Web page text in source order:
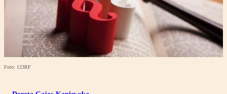
Foto: 123RF